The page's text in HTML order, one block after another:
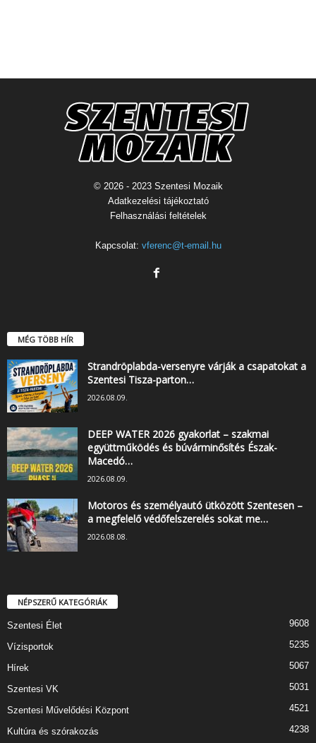
© 2026 - 2023 Szentesi Mozaik
Adatkezelési tájékoztató
Felhasználási feltételek
Kapcsolat: vferenc@t-email.hu
MÉG TÖBB HÍR
Strandröplabda-versenyre várják a csapatokat a
Szentesi Tisza-parton…
2026.08.09.
DEEP WATER 2026 gyakorlat – szakmai
együttműködés és búvárminősítés Észak-
Macedó…
2026.08.09.
Motoros és személyautó ütközött Szentesen –
a megfelelő védőfelszerelés sokat me…
2026.08.08.
NÉPSZERŰ KATEGÓRIÁK
Szentesi Élet 9608
Vízisportok 5235
Hírek 5067
Szentesi VK 5031
Szentesi Művelődési Központ 4521
Kultúra és szórakozás 4238